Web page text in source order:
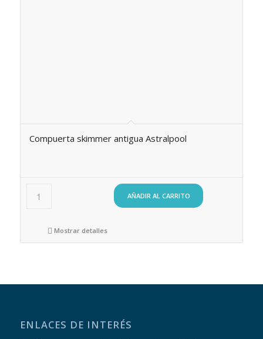
Compuerta skimmer antigua Astralpool
AÑADIR AL CARRITO
Mostrar detalles
ENLACES DE INTERÉS